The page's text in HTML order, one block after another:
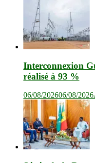
Interconnexion
réalisé à 93 %
06/08/202606/08/2026